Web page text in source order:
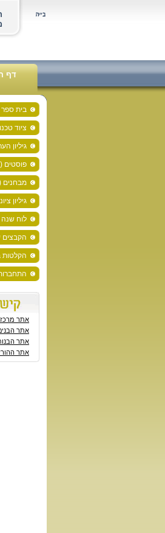
דף
בית
ציוד
גיליון
פוסטים
מבחנים
גיליון
לוח
הקבצים
הקלטות
אתר
אתר
אתר
אתר